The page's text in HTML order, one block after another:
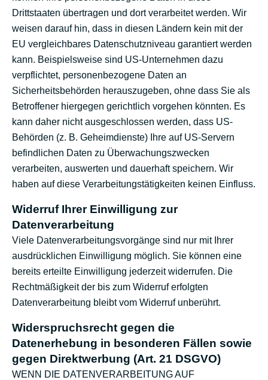
Drittstaaten übertragen und dort verarbeitet werden. Wir
weisen darauf hin, dass in diesen Ländern kein mit der
EU vergleichbares Datenschutzniveau garantiert werden
kann. Beispielsweise sind US-Unternehmen dazu
verpflichtet, personenbezogene Daten an
Sicherheitsbehörden herauszugeben, ohne dass Sie als
Betroffener hiergegen gerichtlich vorgehen könnten. Es
kann daher nicht ausgeschlossen werden, dass US-
Behörden (z. B. Geheimdienste) Ihre auf US-Servern
befindlichen Daten zu Überwachungszwecken
verarbeiten, auswerten und dauerhaft speichern. Wir
haben auf diese Verarbeitungstätigkeiten keinen Einfluss.
Widerruf Ihrer Einwilligung zur
Datenverarbeitung
Viele Datenverarbeitungsvorgänge sind nur mit Ihrer
ausdrücklichen Einwilligung möglich. Sie können eine
bereits erteilte Einwilligung jederzeit widerrufen. Die
Rechtmäßigkeit der bis zum Widerruf erfolgten
Datenverarbeitung bleibt vom Widerruf unberührt.
Widerspruchsrecht gegen die
Datenerhebung in besonderen Fällen sowie
gegen Direktwerbung (Art. 21 DSGVO)
WENN DIE DATENVERARBEITUNG AUF